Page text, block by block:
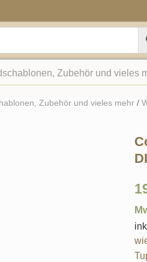
Zubehör und vieles
Zubehör und vieles mehr/